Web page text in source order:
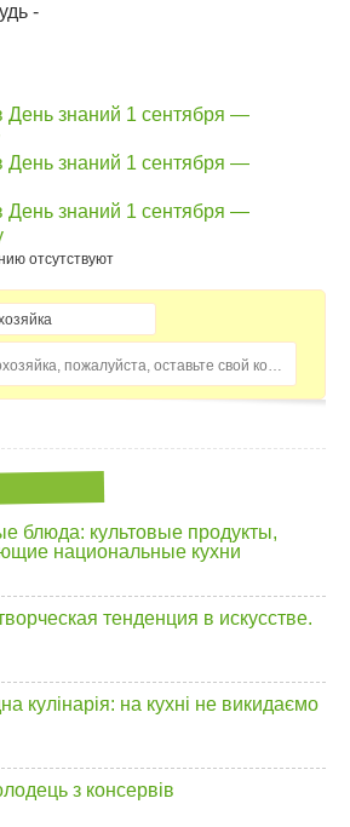
-
День знаний 1 сентября —
День знаний 1 сентября —
День знаний 1 сентября —
отсутствуют
Домохозяйка, пожалуйста, оставьте свой комментарий...
блюда: культовые продукты,
национальные кухни
тенденция в искусстве.
кулінарія: на кухні не викидаємо
з консервів